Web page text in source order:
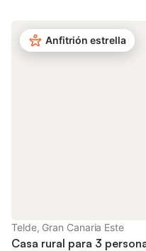
compuesta por 4 viviendas
Cala. Tiene capacidad para
cocina, baño, una cama de
Anfitrión estrella
Telde, Gran Canaria Este
Casa rural para 3